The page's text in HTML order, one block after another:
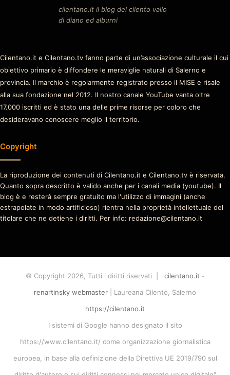
cilentano.it il blog del cilento vallo
di diano ed alburni
Cilentano.it e Cilentano.tv fanno parte di un’associazione culturale il cui
obiettivo primario è diffondere le meraviglie naturali di Salerno e
provincia. Il marchio è regolarmente registrato presso il MISE e risale
alla sua fondazione nel 2012. Il nostro canale YouTube vanta oltre
17.000 iscritti ed è stato una delle prime risorse per coloro che
desideravano conoscere meglio il territorio.
Copyright
La riproduzione dei contenuti di Cilentano.it e Cilentano.tv è riservata.
Quanto sopra descritto è valido anche per i canali media (youtube). Il
blog è e resterà sempre gratuito ma l'utilizzo di immagini (anche
estrapolate in modo artificioso) rientra nella proprietà intellettuale del
titolare che ne detiene i diritti. Per info: redazione@cilentano.it
© Copyright 2026, Tutti i diritti riservati |
cilentano.it -
renartinsky webmaster | Laureana Cilento, Salerno
https://cilentano.it
I sistemi di Google hanno designato il sito
https://www.cilentano.it/ come organizzazione giornalistica
europea, in base alla definizione della Direttiva UE 2019/790 sul